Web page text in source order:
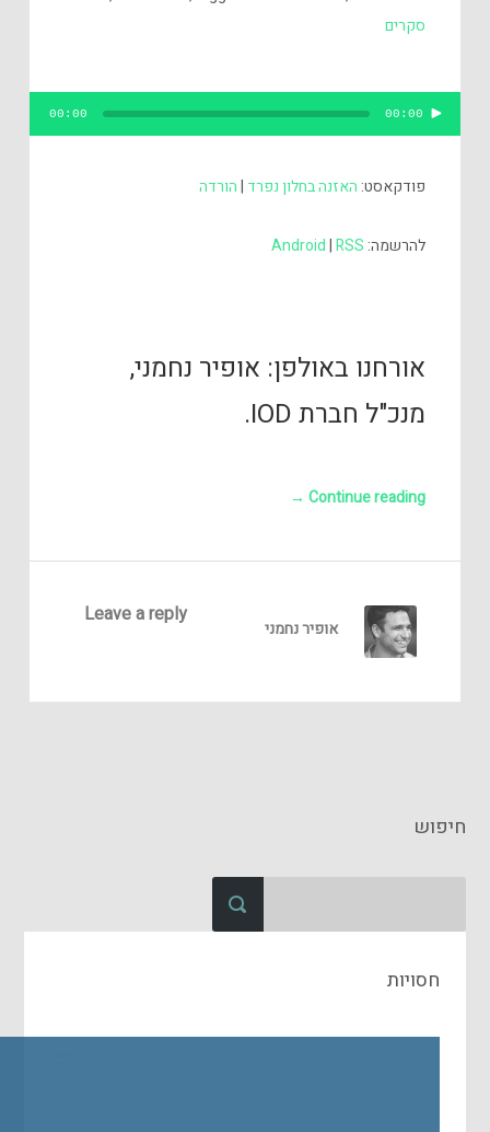
סקרים
00:00
00:00
פודקאסט: האזנה בחלון נפרד |הורדה
להרשמה: Android|RSS
אורחנו באולפן: אופיר נחמני,
מנכ"ל חברת IOD.
Continue reading
→
Leave a reply
אופיר נחמני
חיפוש
חסויות